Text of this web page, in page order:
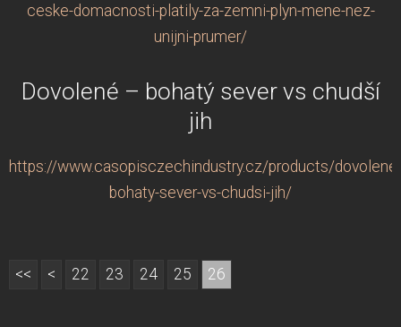
ceske-domacnosti-platily-za-zemni-plyn-mene-nez-
unijni-prumer/
Dovolené – bohatý sever vs chudší
jih
https://www.casopisczechindustry.cz/products/dovolene-
bohaty-sever-vs-chudsi-jih/
<< < 22 23 24 25 26